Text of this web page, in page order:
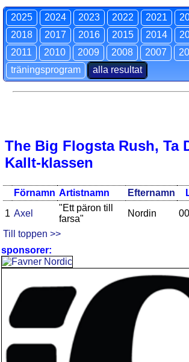
2025 2024 2023 2022 2021
2018
2017 2016 2015 2014
2011
2010 2009 2008 2007
träningsprogram
alla resultat
The Big Flogsta Rush, Ta
Kallt-klassen
Förnamn Artistnamn Efternamn
1 Axel
"Ett päron till
farsa"
Nordin
Till toppen >>
sponsorer: